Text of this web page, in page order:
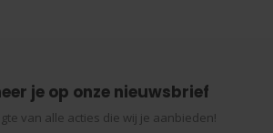
je op onze nieuwsbrief
van alle acties die wij je aanbieden!